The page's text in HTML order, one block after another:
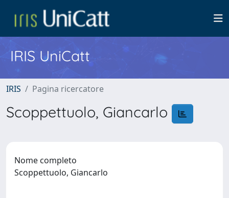
IRIS UniCatt
IRIS Pagina ricercatore
Scoppettuolo, Giancarlo
Nome completo
Scoppettuolo, Giancarlo